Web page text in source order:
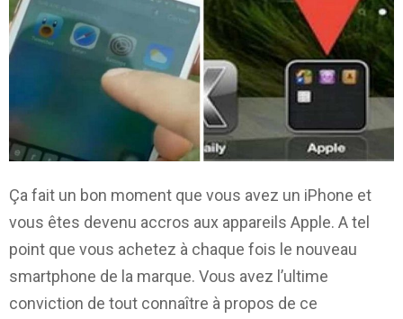
Ça fait un bon moment que vous avez un iPhone et
vous êtes devenu accros aux appareils Apple. A tel
point que vous achetez à chaque fois le nouveau
smartphone de la marque. Vous avez l’ultime
conviction de tout connaître à propos de ce